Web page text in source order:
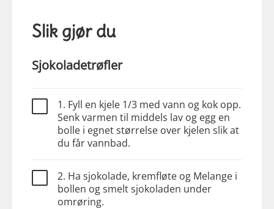
Slik gjør du
Sjokoladetrøfler
1. Fyll en kjele 1/3 med vann og kok opp.
Senk varmen til middels lav og egg en
bolle i egnet størrelse over kjelen slik at
du får vannbad.
2. Ha sjokolade, kremfløte og Melange i
bollen og smelt sjokoladen under
omrøring.